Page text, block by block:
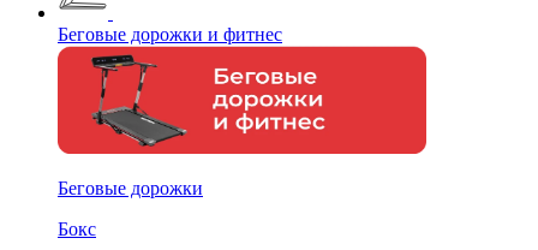
Беговые дорожки и фитнес
Беговые дорожки
Бокс